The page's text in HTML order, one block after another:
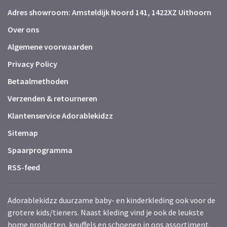
Adres showroom: Amsteldijk Noord 141, 1422XZ Uithoorn
Over ons
Algemene voorwaarden
Privacy Policy
Betaalmethoden
Verzenden & retourneren
Klantenservice Adorablekidzz
Sitemap
Spaarprogramma
RSS-feed
Adorablekidzz duurzame baby- en kinderkleding ook voor de
grotere kids/tieners. Naast kleding vind je ook de leukste
home producten, knuffels en schoenen in ons assortiment.